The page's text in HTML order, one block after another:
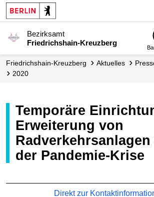
Bezirksamt
Friedrichshain-Kreuzberg
Friedrichshain-Kreuzberg Aktuelles
2020
Temporäre Einrichtung und
Erweiterung von
Radverkehrsanlagen
der Pandemie-Krise
Direkt zur